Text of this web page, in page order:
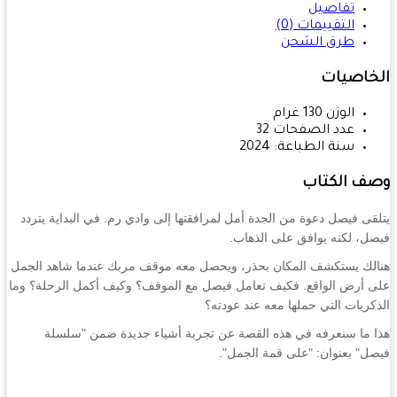
تفاصيل
التقييمات (0)
طرق الشحن
الوزن 130 غرام
عدد الصفحات 32
سنة الطباعة: 2024
الكتاب
فيصل دعوة من الجدة أمل لمرافقتها إلى وادي رم. في البداية يتردد
لكنه يوافق على الذهاب.
يستكشف المكان بحذر، ويحصل معه موقف مربك عندما شاهد الجمل
أرض الواقع. فكيف تعامل فيصل مع الموقف؟ وكيف أكمل الرحلة؟ وما
التي حملها معه عند عودته؟
ما سنعرفه في هذه القصة عن تجربة أشياء جديدة ضمن "سلسلة
بعنوان: "على قمة الجمل".